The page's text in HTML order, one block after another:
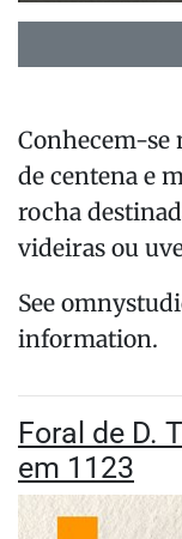
Conhecem-se
de centena e
rocha
videiras ou
See
information.
Foral de D.
em 1123